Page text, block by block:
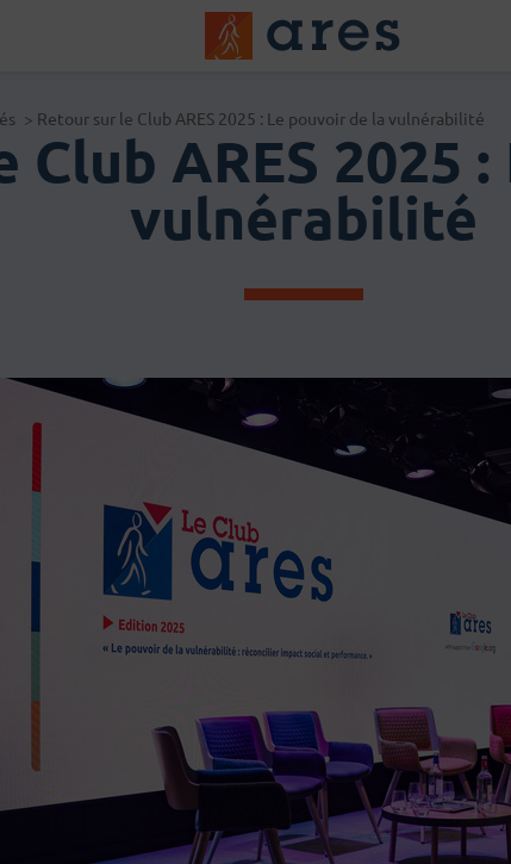
> Retour sur le Club ARES 2025 : Le pouvoir de la vulnérabilité
Club ARES 2025
vulnérabilité